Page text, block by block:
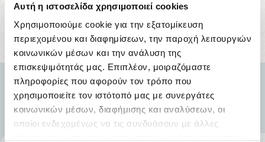
Αυτή η ιστοσελίδα χρησιμοποιεί cookies
Χρησιμοποιούμε cookie για την εξατομίκευση
περιεχομένου και διαφημίσεων, την παροχή λειτουργιών
κοινωνικών μέσων και την ανάλυση της
επισκεψιμότητάς μας. Επιπλέον, μοιραζόμαστε
πληροφορίες που αφορούν τον τρόπο που
χρησιμοποιείτε τον ιστότοπό μας με συνεργάτες
κοινωνικών μέσων, διαφήμισης και αναλύσεων, οι
οποίοι ενδεχομένως να τις συνδυάσουν με άλλες